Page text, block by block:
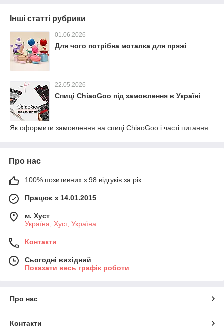
Інші статті рубрики
01.06.2026
Для чого потрібна моталка для пряжі
22.05.2026
Спиці ChiaoGoo під замовлення в Україні
Як оформити замовлення на спиці ChiaoGoo і часті питання
Про нас
100% позитивних з 98 відгуків за рік
Працює з 14.01.2015
м. Хуст
Україна, Хуст, Україна
Контакти
Сьогодні вихідний
Показати весь графік роботи
Про нас
Контакти